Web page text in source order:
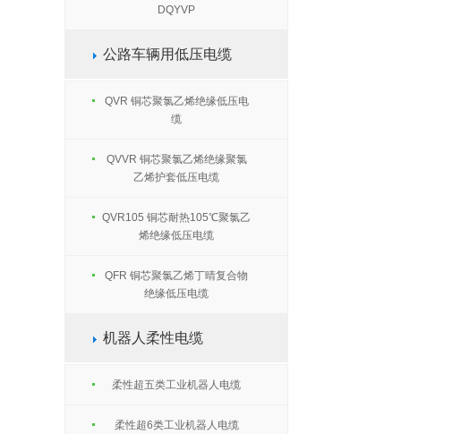
DQYVP
公路车辆用低压电缆
QVR 铜芯聚氯乙烯绝缘低压电
缆
QVVR 铜芯聚氯乙烯绝缘聚氯
乙烯护套低压电缆
QVR105 铜芯耐热105℃聚氯乙
烯绝缘低压电缆
QFR 铜芯聚氯乙烯丁晴复合物
绝缘低压电缆
机器人柔性电缆
柔性超五类工业机器人电缆
柔性超6类工业机器人电缆